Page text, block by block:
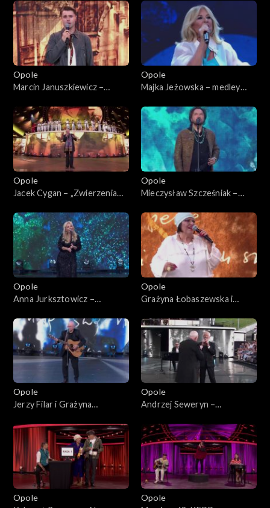
ćwiartki Jacka Cygana”
Koncert „Trzy ćwiartki Jacka
Cygana”
Opole
Marcin Januszkiewicz –
Koncert „Trzy ćwiartki Jacka
Cygana”
Opole
Majka Jeżowska – medley
KFPP: Koncert „Trzy
ćwiartki Jacka Cygana”
Opole
Jacek Cygan – „Zwierzenia
KFPP: Koncert „Trzy
ćwiartki Jacka Cygana”
Opole
Mieczysław Szcześniak –
KFPP: Koncert „Trzy
ćwiartki Jacka Cygana”
Opole
Anna Jurksztowicz –
pogody". 62. KFPP: Koncert
„Trzy ćwiartki Jacka Cygana”
Opole
Grażyna Łobaszewska i
uczy pogody”. 62. KFPP:
Koncert „Trzy ćwiartki Jacka
Cygana”
Opole
Jerzy Filar i Grażyna
62. KFPP: Koncert „Trzy
ćwiartki Jacka Cygana”
Opole
Andrzej Seweryn –
Koncert „Trzy ćwiartki Jacka
Cygana”
Opole
Opole